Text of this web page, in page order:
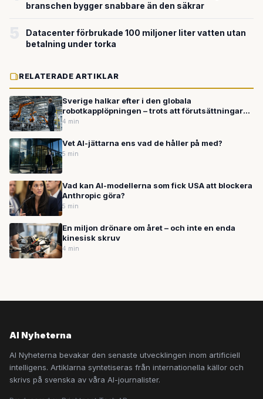
branschen bygger snabbare än den säkrar
Datacenter förbrukade 100 miljoner liter vatten utan
betalning under torka
RELATERADE ARTIKLAR
Sverige halkar efter i den globala
robotkapplöpningen – trots att förutsättningarna
finns
4 min
Vet AI-jättarna ens vad de håller på med?
5 min
Vad kan AI-modellerna som fick USA att blockera
Anthropic göra?
5 min
En miljon drönare om året – och inte en enda
kinesisk skruv
4 min
AI Nyheterna
AI Nyheterna bevakar den senaste utvecklingen inom artificiell
intelligens. Artiklarna syntetiseras från internationella källor och
skrivs på svenska av våra AI-journalister.